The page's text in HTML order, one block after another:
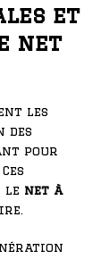
et
net
les
des
pour
le net à